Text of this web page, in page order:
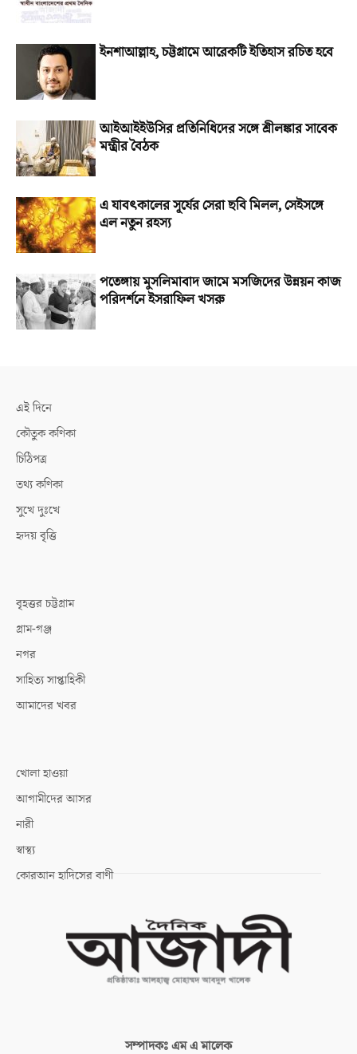
ইনশাআল্লাহ, চট্টগ্রামে আরেকটি ইতিহাস রচিত হবে
আইআইইউসির প্রতিনিধিদের সঙ্গে শ্রীলঙ্কার সাবেক
মন্ত্রীর বৈঠক
এ যাবৎকালের সূর্যের সেরা ছবি মিলল, সেইসঙ্গে
এল নতুন রহস্য
পতেঙ্গায় মুসলিমাবাদ জামে মসজিদের উন্নয়ন কাজ
পরিদর্শনে ইসরাফিল খসরু
এই দিনে
কৌতুক কণিকা
চিঠিপত্র
তথ্য কণিকা
সুখে দুঃখে
হৃদয় বৃত্তি
বৃহত্তর চট্টগ্রাম
গ্রাম-গঞ্জ
নগর
সাহিত্য সাপ্তাহিকী
আমাদের খবর
খোলা হাওয়া
আগামীদের আসর
নারী
স্বাস্থ্য
কোরআন হাদিসের বাণী
সম্পাদকঃএম এ মালেক